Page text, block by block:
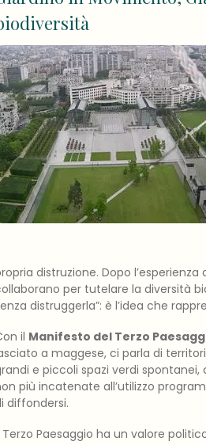
distruzione. Dopo l’esperienza
per tutelare la diversità
distruggerla”: è l’idea che
il Manifesto del Terzo
a maggese, ci parla di
e piccoli spazi verdi spontanei,
più incatenate all’utilizzo
diffondersi.
Terzo Paesaggio ha un valore